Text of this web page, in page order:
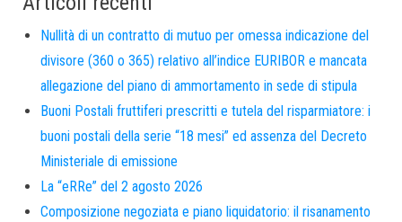
Nullità di un contratto di mutuo per omessa indicazione del
divisore (360 o 365) relativo all’indice EURIBOR e mancata
allegazione del piano di ammortamento in sede di stipula
Buoni Postali fruttiferi prescritti e tutela del risparmiatore: i
buoni postali della serie “18 mesi” ed assenza del Decreto
Ministeriale di emissione
La “eRRe” del 2 agosto 2026
Composizione negoziata e piano liquidatorio: il risanamento